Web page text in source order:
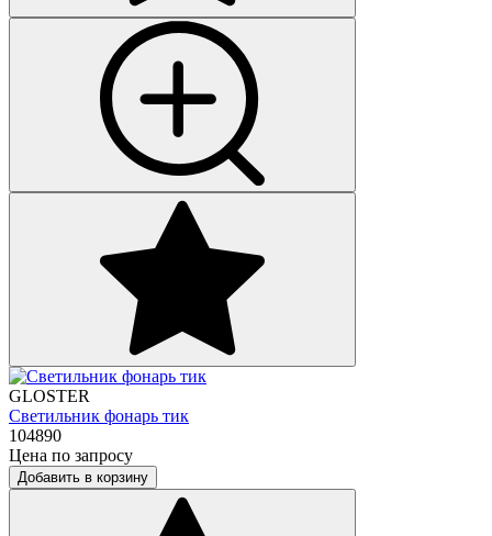
GLOSTER
Светильник фонарь тик
104890
Цена по запросу
Добавить в корзину